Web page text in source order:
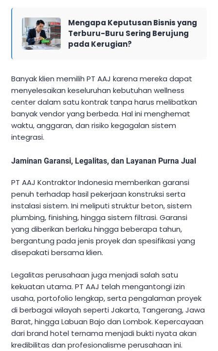
Mengapa Keputusan Bisnis yang
Terburu-Buru Sering Berujung
pada Kerugian?
Banyak klien memilih PT AAJ karena mereka dapat
menyelesaikan keseluruhan kebutuhan wellness
center dalam satu kontrak tanpa harus melibatkan
banyak vendor yang berbeda. Hal ini menghemat
waktu, anggaran, dan risiko kegagalan sistem
integrasi.
Jaminan Garansi, Legalitas, dan Layanan Purna Jual
PT AAJ Kontraktor Indonesia memberikan garansi
penuh terhadap hasil pekerjaan konstruksi serta
instalasi sistem. Ini meliputi struktur beton, sistem
plumbing, finishing, hingga sistem filtrasi. Garansi
yang diberikan berlaku hingga beberapa tahun,
bergantung pada jenis proyek dan spesifikasi yang
disepakati bersama klien.
Legalitas perusahaan juga menjadi salah satu
kekuatan utama. PT AAJ telah mengantongi izin
usaha, portofolio lengkap, serta pengalaman proyek
di berbagai wilayah seperti Jakarta, Tangerang, Jawa
Barat, hingga Labuan Bajo dan Lombok. Kepercayaan
dari brand hotel ternama menjadi bukti nyata akan
kredibilitas dan profesionalisme perusahaan ini.